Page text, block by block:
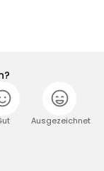
Ausgezeichnet